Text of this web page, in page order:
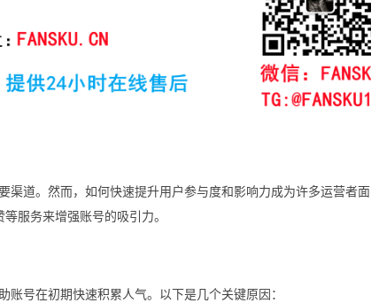
道。然而，如何快速提升用户参与度和影响力成为许多运营者
服务来增强账号的吸引力。
号在初期快速积累人气。以下是几个关键原因：